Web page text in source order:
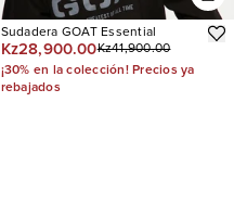
Sudadera GOAT Essential
Kz28,900.00Kz41,900.00
¡30% en la colección! Precios ya
rebajados